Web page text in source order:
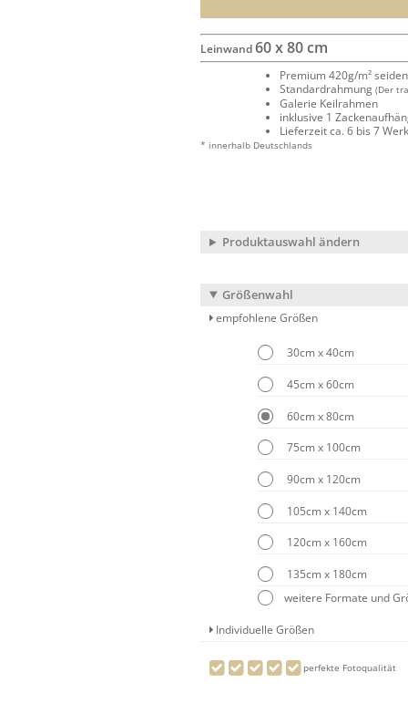
Leinwand60 x 80 cm
Premium 420g/m²
Standardrahmung (Der
Galerie Keilrahmen
inklusive 1
Lieferzeit ca. 6 bis 7
* innerhalb Deutschlands
Produktauswahl ändern
Größenwahl
empfohlene Größen
30cm x 40cm
45cm x 60cm
60cm x 80cm
75cm x 100cm
90cm x 120cm
105cm x 140cm
120cm x 160cm
135cm x 180cm
weitere Formate und
Individuelle Größen
perfekte Fotoqualität